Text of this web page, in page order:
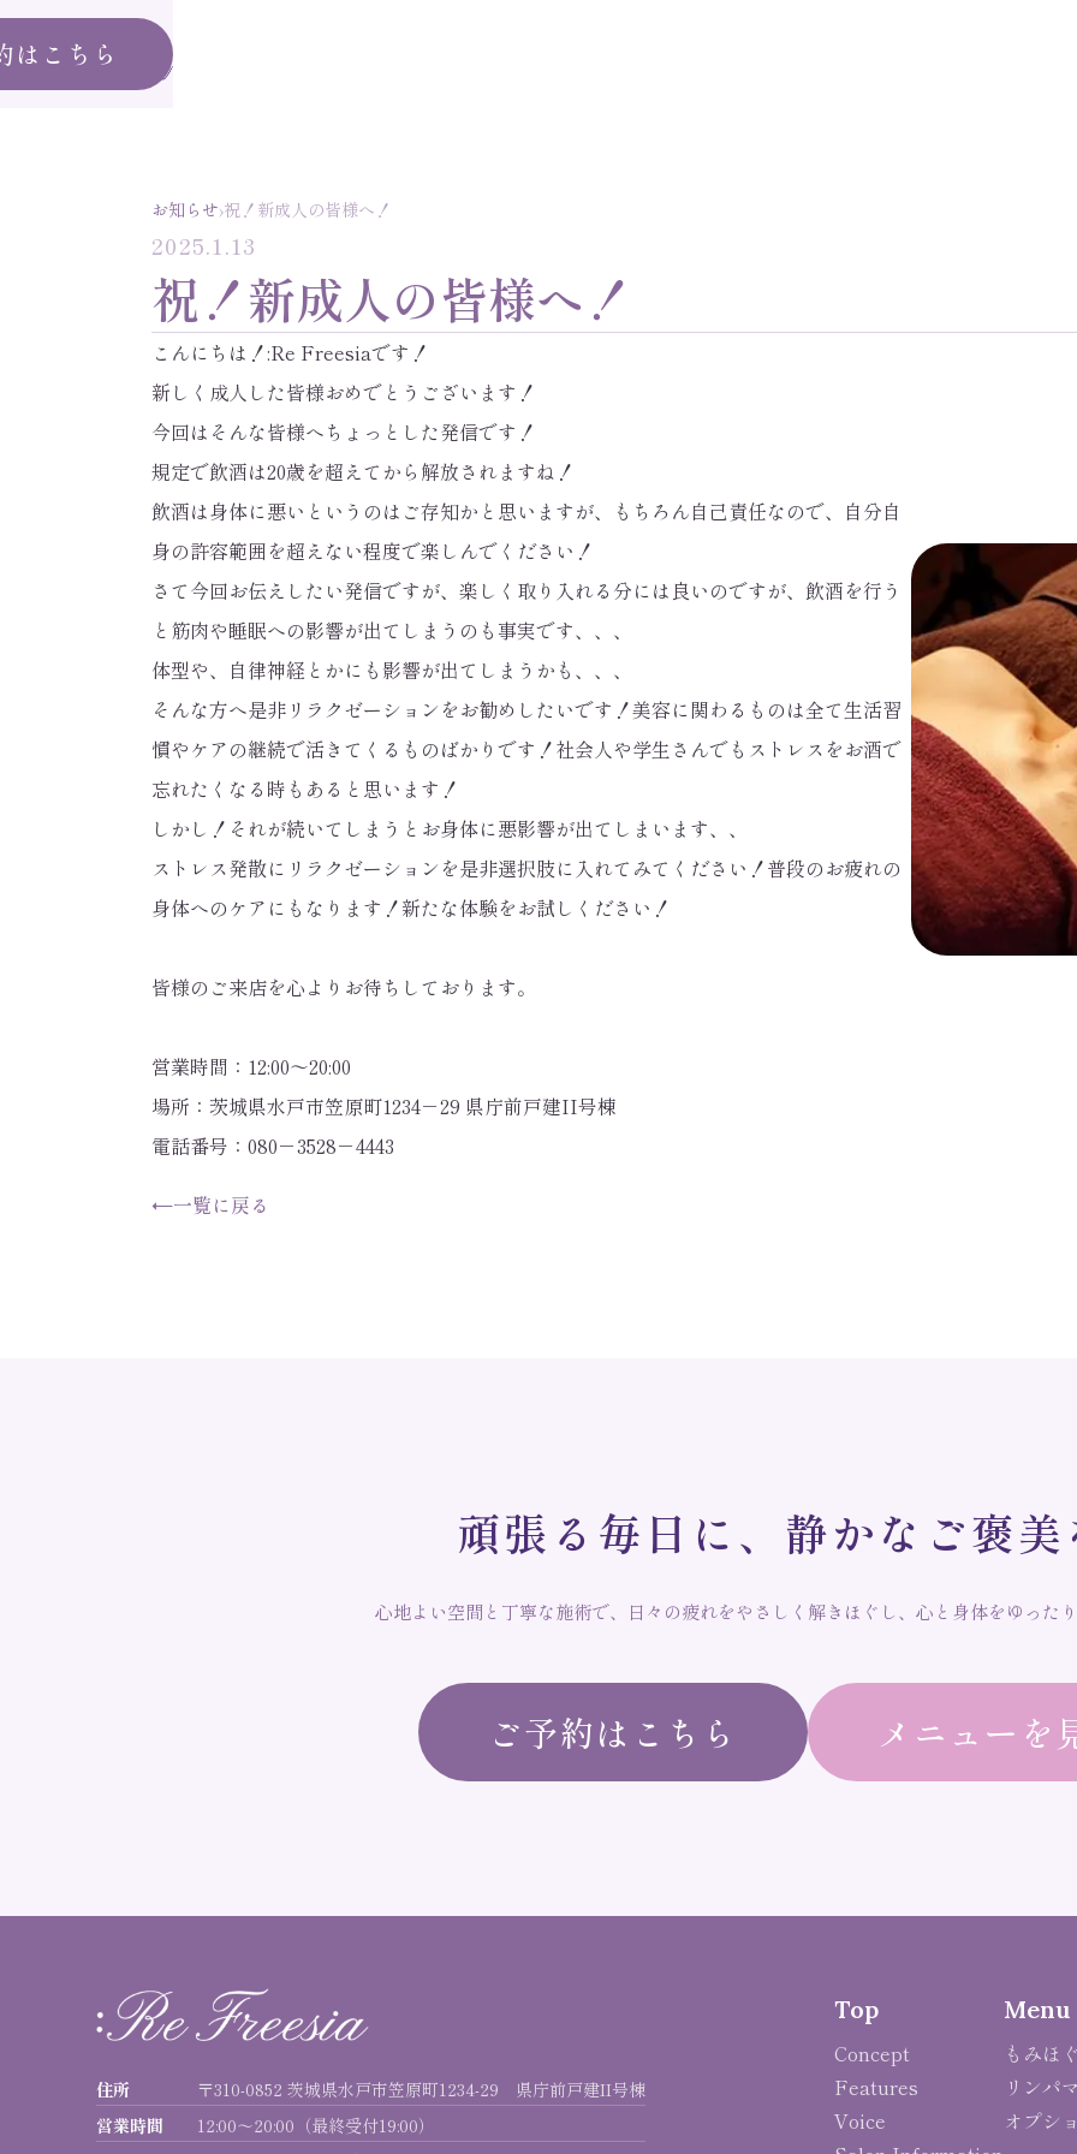
はこちら
お知らせ›祝！新成人の皆様へ！
2025.1.13
祝！新成人の皆様へ！
こんにちは！:Re Freesiaです！
新しく成人した皆様おめでとうございます！
今回はそんな皆様へちょっとした発信です！
規定で飲酒は20歳を超えてから解放されますね！
飲酒は身体に悪いというのはご存知かと思いますが、もちろん自己責任なので、自分自
身の許容範囲を超えない程度で楽しんでください！
さて今回お伝えしたい発信ですが、楽しく取り入れる分には良いのですが、飲酒を行う
と筋肉や睡眠への影響が出てしまうのも事実です、、、
体型や、自律神経とかにも影響が出てしまうかも、、、
そんな方へ是非リラクゼーションをお勧めしたいです！美容に関わるものは全て生活習
慣やケアの継続で活きてくるものばかりです！社会人や学生さんでもストレスをお酒で
忘れたくなる時もあると思います！
しかし！それが続いてしまうとお身体に悪影響が出てしまいます、、
ストレス発散にリラクゼーションを是非選択肢に入れてみてください！普段のお疲れの
身体へのケアにもなります！新たな体験をお試しください！
皆様のご来店を心よりお待ちしております。
営業時間：12:00～20:00
場所：茨城県水戸市笠原町1234－29 県庁前戸建II号棟
電話番号：080－3528－4443
←一覧に戻る
頑張 る 毎日 に、 静かな ご褒美
心地よい空間と丁寧な施術で、日々の疲れをやさしく解きほぐし、心と身体をゆったり
ご予約はこちら メニューを
住所
〒310-0852 茨城県水戸市笠原町1234-29 県庁前戸建II号棟
営業時間
12:00〜20:00（最終受付19:00）
Top
Concept
Features
Voice
Menu
もみほ
リンパ
オプシ